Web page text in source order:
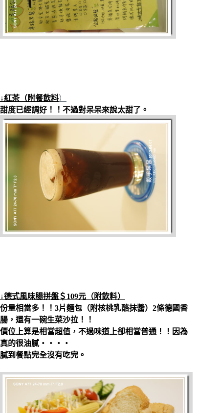
↓紅茶（附餐飲料）
甜度已經調好！！不過對呆呆來說太甜了。
↓德式風味腸拼盤＄109元（附飲料）
份量相當多！！3片麵包（附核桃乳酪抹醬）2條德國香
腸，還有一碗生菜沙拉！！
價位上算是相當超值，不過味道上卻相當普通！！因為
真的很油膩‧‧‧‧
膩到餐點完全沒有吃完。